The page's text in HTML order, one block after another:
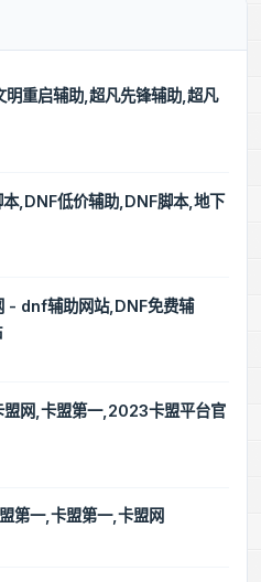
重启辅助,超凡先锋辅助,超凡
本,DNF低价辅助,DNF脚本,地下
- dnf辅助网站,DNF免费辅
网,卡盟第一,2023卡盟平台官
第一,卡盟第一,卡盟网